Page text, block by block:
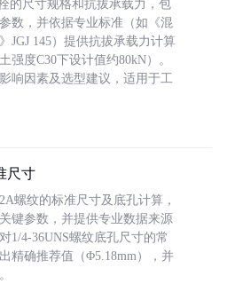
的尺寸规格和抗拔承载力，包
数，并依据专业标准（如《混
JGJ 145）提供抗拔承载力计算
强度C30下设计值约80kN）。
响因素及选型建议，适用于工
尺寸
螺纹的标准尺寸及底孔计算，
键参数，并提供专业数据来源
1/4-36UNS螺纹底孔尺寸的常
精确推荐值（Φ5.18mm），并